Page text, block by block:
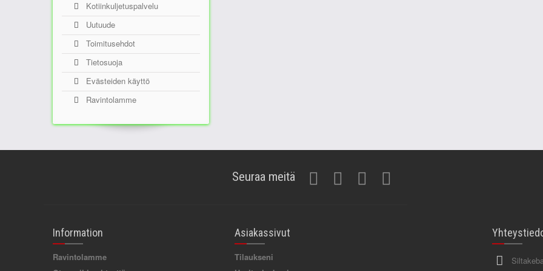
Kotiinkuljetuspalvelu
Uutuude
Toimitusehdot
Tietosuoja
Evästeiden käyttö
Ravintolamme
Seuraa meitä
Information
Ravintolamme
Asiakassivut
Tilaukseni